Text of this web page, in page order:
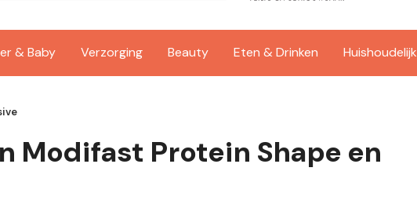
& Baby Verzorging Beauty Eten & Drinken Huishoudelijk
Modifast Protein Shape en